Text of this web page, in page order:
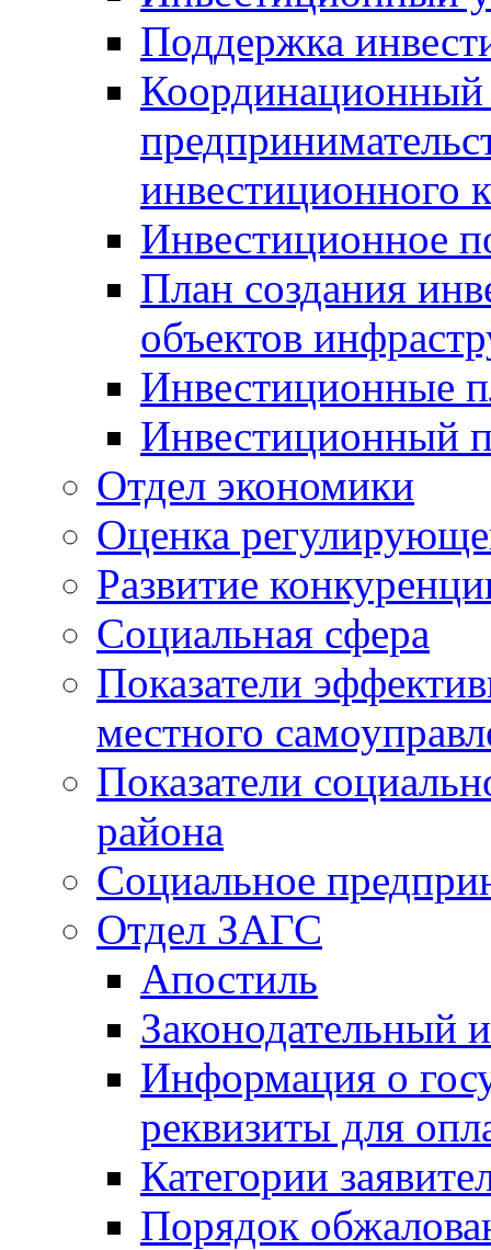
Поддержка
Координационный
инвестиционного
Инвестиционное
План создания
объектов
Инвестиционные
Инвестиционный
Отдел экономики
Оценка
Развитие
Социальная сфера
Показатели
местного
Показатели
района
Социальное
Отдел ЗАГС
Апостиль
Законодательный
Информация о
реквизиты для
Категории
Порядок